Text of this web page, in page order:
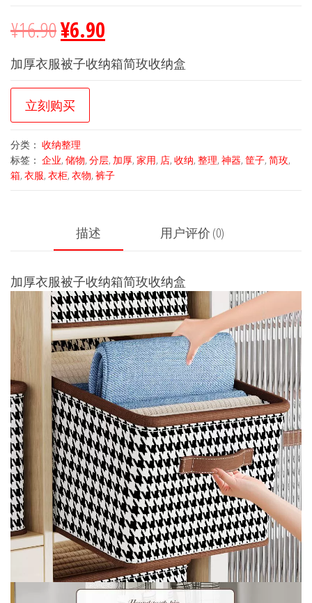
¥16.90¥6.90
加厚衣服被子收纳箱简玫收纳盒
立刻购买
分类： 收纳整理
标签： 企业, 储物, 分层, 加厚, 家用, 店, 收纳, 整理, 神器, 筐子, 简玫,
箱, 衣服, 衣柜, 衣物, 裤子
描述 用户评价 (0)
加厚衣服被子收纳箱简玫收纳盒